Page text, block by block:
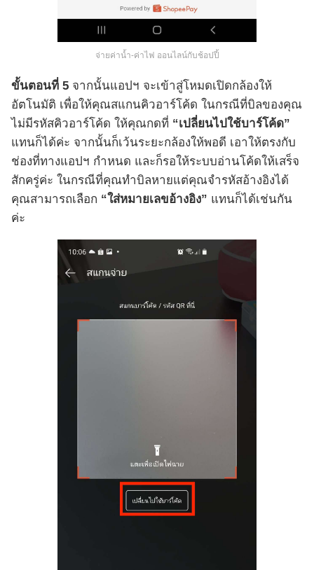
จ่ายค่าน้ำ-ค่าไฟ ออนไลน์กับช้อปปี้
ขั้นตอนที่ 5 จากนั้นแอปฯ จะเข้าสู่โหมดเปิดกล้องให้
อัตโนมัติ เพื่อให้คุณสแกนคิวอาร์โค้ด ในกรณีที่บิลของคุณ
ไม่มีรหัสคิวอาร์โค้ด ให้คุณกดที่ “เปลี่ยนไปใช้บาร์โค้ด”
แทนก็ได้ค่ะ จากนั้นก็เว้นระยะกล้องให้พอดี เอาให้ตรงกับ
ช่องที่ทางแอปฯ กำหนด และก็รอให้ระบบอ่านโค้ดให้เสร็จ
สักครู่ค่ะ ในกรณีที่คุณทำบิลหายแต่คุณจำรหัสอ้างอิงได้
คุณสามารถเลือก “ใส่หมายเลขอ้างอิง” แทนก็ได้เช่นกัน
ค่ะ